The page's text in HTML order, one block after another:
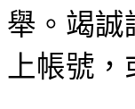
舉。竭誠
上帳號